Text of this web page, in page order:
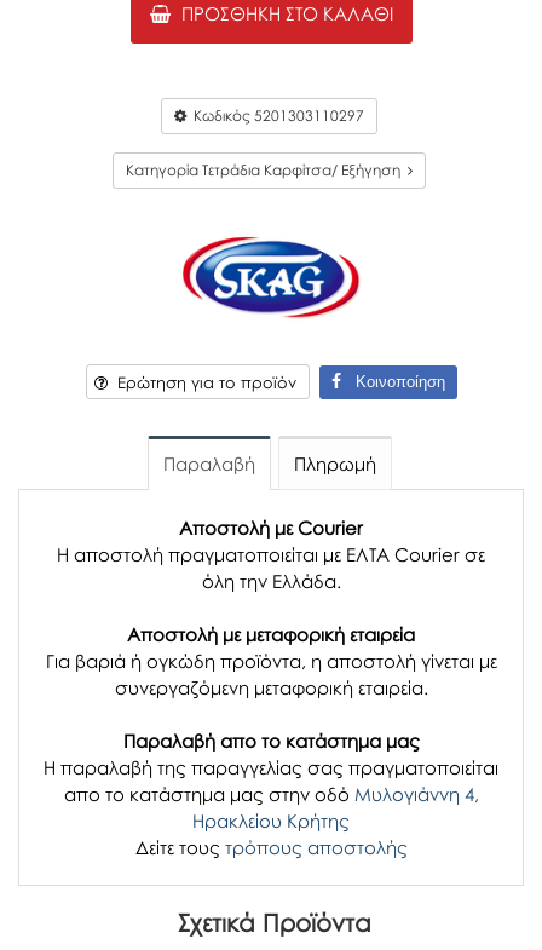
ΠΡΟΣΘΉΚΗ ΣΤΟ ΚΑΛΆΘΙ
Κωδικός 5201303110297
Κατηγορία Τετράδια Καρφίτσα/ Εξήγηση
Ερώτηση για το προϊόν Κοινοποίηση
Παραλαβή Πληρωμή
Αποστολή με Courier
Η αποστολή πραγματοποιείται με ΕΛΤΑ Courier σε
όλη την Ελλάδα.
Αποστολή με μεταφορική εταιρεία
Για βαριά ή ογκώδη προϊόντα, η αποστολή γίνεται με
συνεργαζόμενη μεταφορική εταιρεία.
Παραλαβή απο το κατάστημα μας
H παραλαβή της παραγγελίας σας πραγματοποιείται
απο το κατάστημα μας στην οδό Μυλογιάννη 4,
Ηρακλείου Κρήτης
Δείτε τους τρόπους αποστολής
Σχετικά Προϊόντα